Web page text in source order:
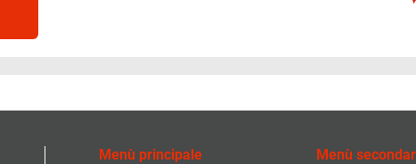
Menù principale Menù